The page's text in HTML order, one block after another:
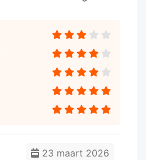
23 maart 2026